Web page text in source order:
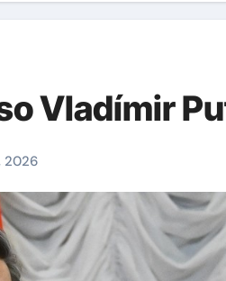
Vladímir
2026